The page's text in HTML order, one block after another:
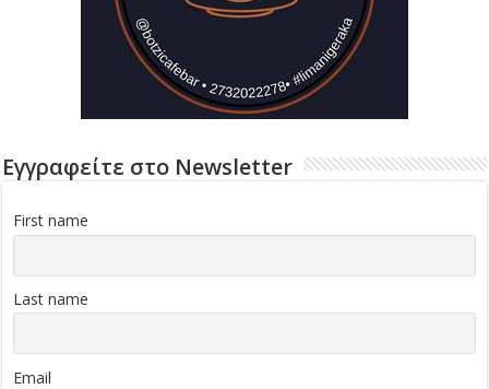
Εγγραφείτε στο Newsletter
First name
Last name
Email